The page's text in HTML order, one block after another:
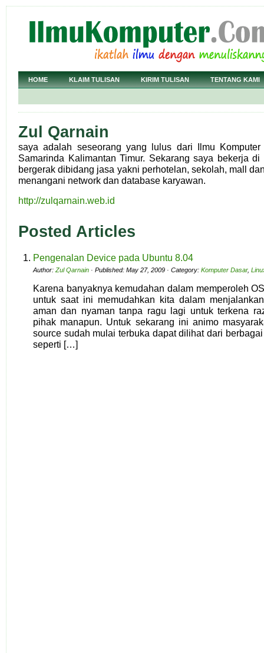
HOME KLAIM TULISAN KIRIM TULISAN TENTANG KAMI
Zul Qarnain
saya adalah seseorang yang lulus dari Ilmu Komputer
Samarinda Kalimantan Timur. Sekarang saya bekerja
bergerak dibidang jasa yakni perhotelan, sekolah, mall
menangani network dan database karyawan.
http://zulqarnain.web.id
Posted Articles
Pengenalan Device pada Ubuntu 8.04
Author: Zul Qarnain · Published: May 27, 2009 · Category: Komputer Dasar,
Karena banyaknya kemudahan dalam memperoleh
untuk saat ini memudahkan kita dalam
aman dan nyaman tanpa ragu lagi untuk terkena
pihak manapun. Untuk sekarang ini animo
source sudah mulai terbuka dapat dilihat dari
seperti […]